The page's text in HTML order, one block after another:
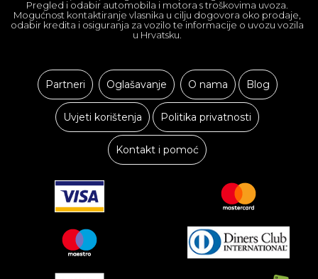
Pregled i odabir automobila i motora s troškovima uvoza.
Mogućnost kontaktiranje vlasnika u cilju dogovora oko prodaje,
odabir kredita i osiguranja za vozilo te informacije o uvozu vozila
u Hrvatsku.
Partneri Oglašavanje O nama Blog
Uvjeti korištenja Politika privatnosti
Kontakt i pomoć